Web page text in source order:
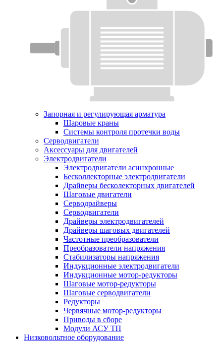
Запорная и регулирующая арматура
Шаровые краны
Системы контроля протечки воды
Серводвигатели
Аксессуары для двигателей
Электродвигатели
Электродвигатели асинхронные
Бесколлекторные электродвигатели
Драйверы бесколекторных двигателей
Шаговые двигатели
Серводрайверы
Серводвигатели
Драйверы электродвигателей
Драйверы шаговых двигателей
Частотные преобразователи
Преобразователи напряжения
Стабилизаторы напряжения
Индукционные электродвигатели
Индукционные мотор-редукторы
Шаговые мотор-редукторы
Шаговые серводвигатели
Редукторы
Червячные мотор-редукторы
Приводы в сборе
Модули АСУ ТП
Низковольтное оборудование